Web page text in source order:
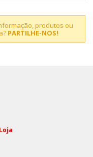
produtos ou
PARTILHE-NOS!